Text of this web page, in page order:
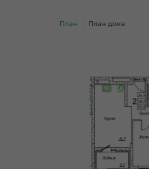
План План дома